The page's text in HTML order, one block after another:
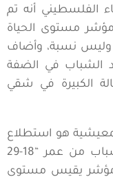
الفلسطيني أنه تم
مستوى الحياة
وليس نسبة، وأضاف
ضد الشباب في الضفة
الكبيرة في شقي
هو استطلاع
رأي تم تنفيذه عام 2021 على فئة الشباب من عمر “18-29
مؤشر يقيس مستوى